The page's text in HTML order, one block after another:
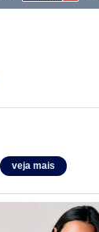
veja mais